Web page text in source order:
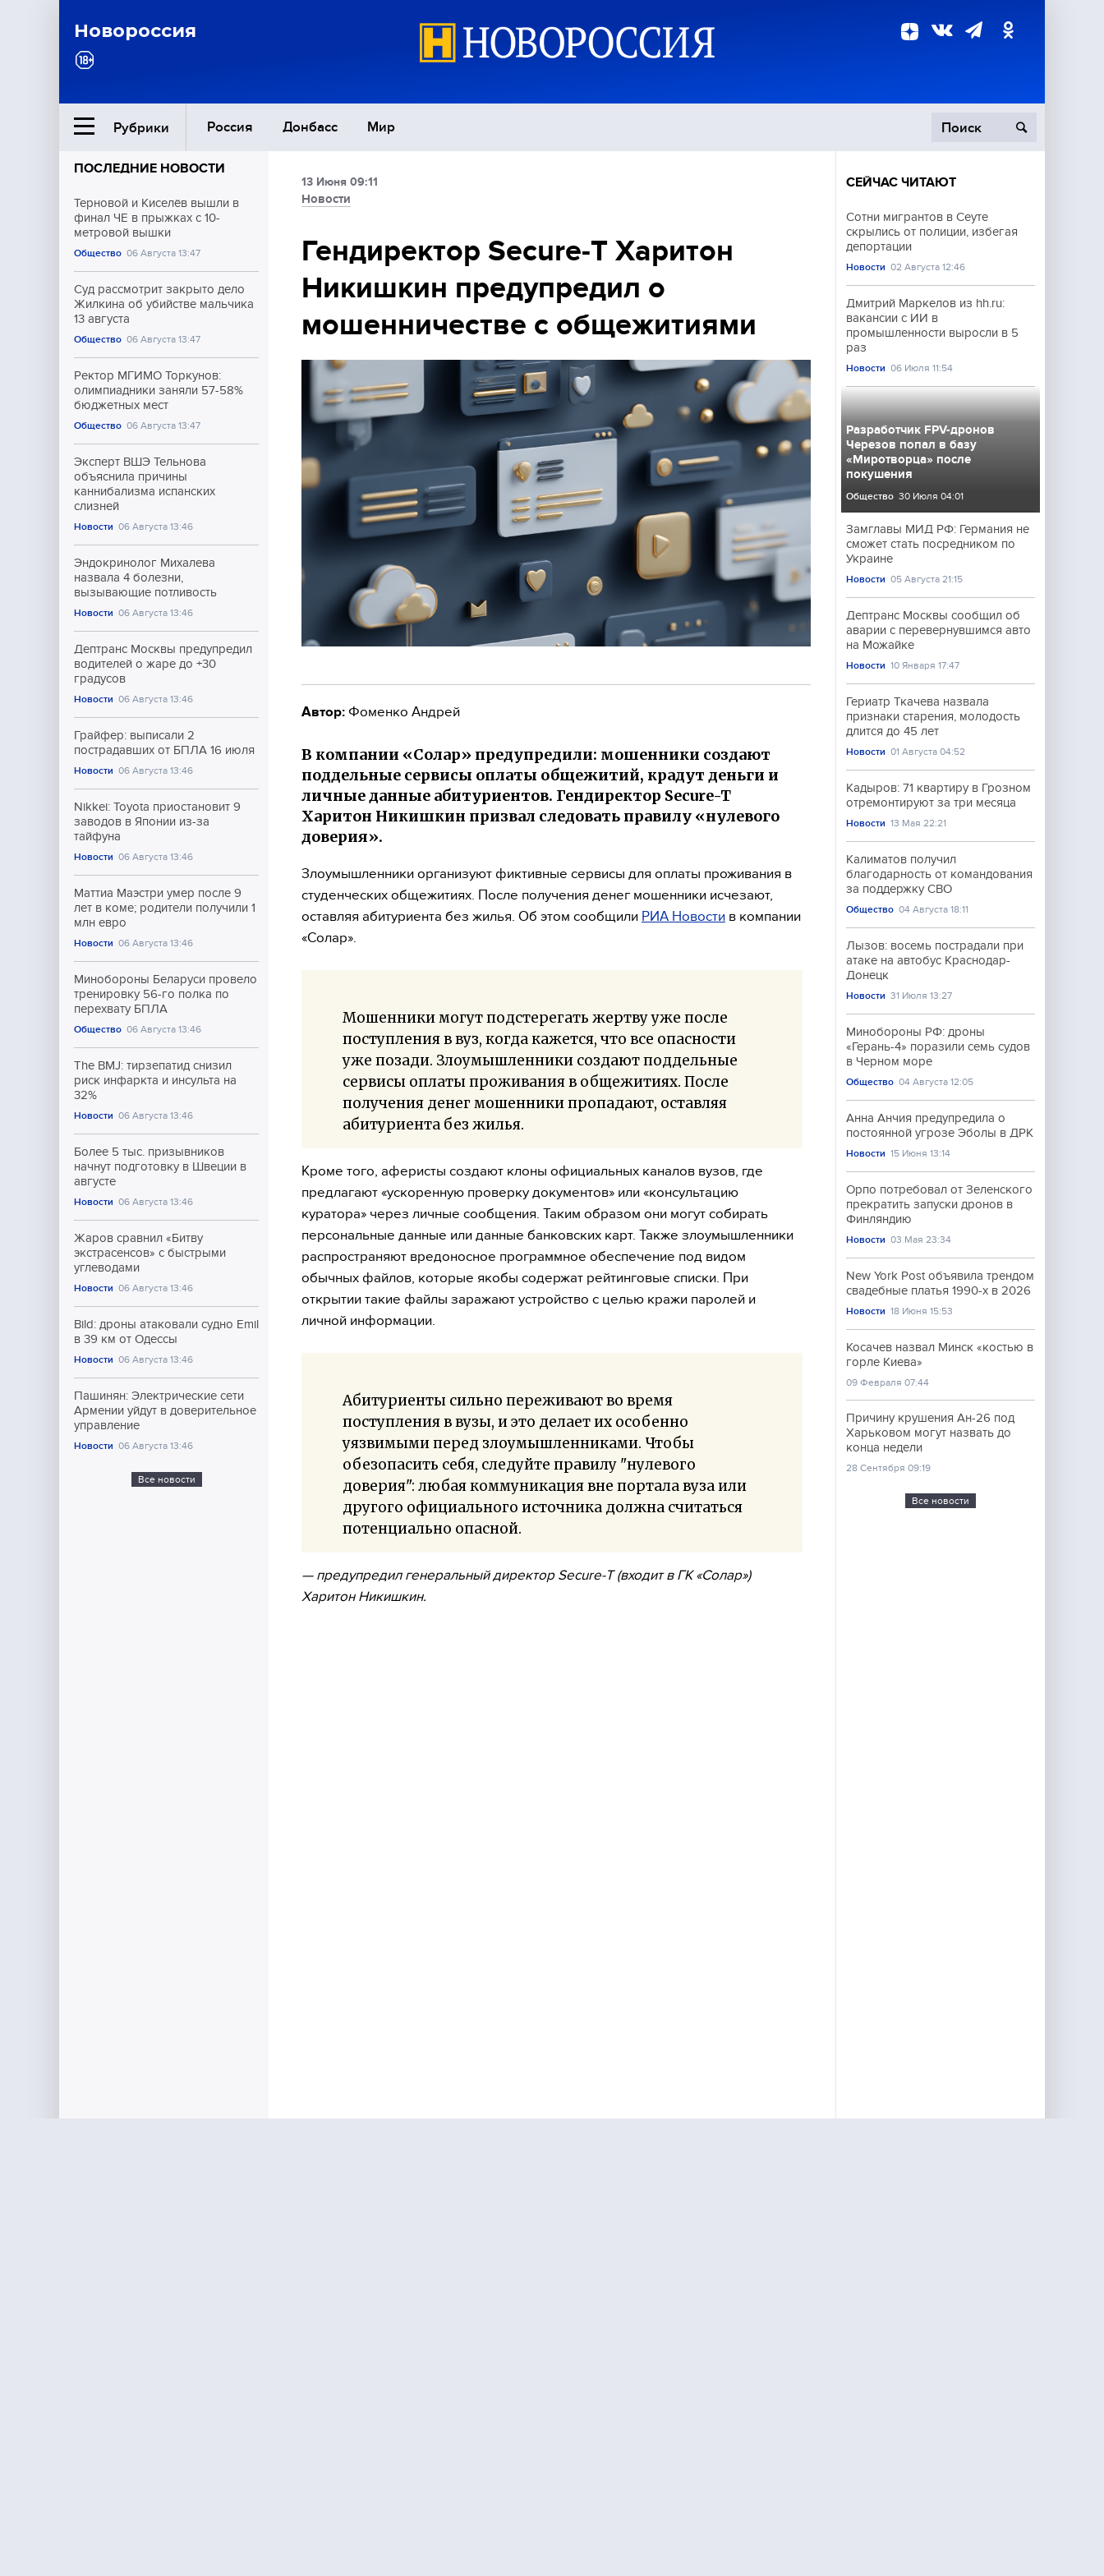
Новороссия
Рубрики Россия Донбасс Мир
Ближний Восток
Общество
Экономика
Происшествия
Культура
Спорт
ПОСЛЕДНИЕ НОВОСТИ
Терновой и Киселёв вышли в
финал ЧЕ в прыжках с 10-
метровой вышки
Общество 06 Августа 13:47
Суд рассмотрит закрыто дело
Жилкина об убийстве мальчика
13 августа
Общество 06 Августа 13:47
Ректор МГИМО Торкунов:
олимпиадники заняли 57-58%
бюджетных мест
Общество 06 Августа 13:47
Эксперт ВШЭ Тельнова
объяснила причины
каннибализма испанских
слизней
Новости 06 Августа 13:46
Эндокринолог Михалева
назвала 4 болезни,
вызывающие потливость
Новости 06 Августа 13:46
Дептранс Москвы предупредил
водителей о жаре до +30
градусов
Новости 06 Августа 13:46
Грайфер: выписали 2
пострадавших от БПЛА 16 июля
Новости 06 Августа 13:46
Nikkei: Toyota приостановит 9
заводов в Японии из-за
тайфуна
Новости 06 Августа 13:46
Маттиа Маэстри умер после 9
лет в коме; родители получили 1
млн евро
Новости 06 Августа 13:46
Минобороны Беларуси провело
тренировку 56-го полка по
перехвату БПЛА
Общество 06 Августа 13:46
The BMJ: тирзепатид снизил
риск инфаркта и инсульта на
32%
Новости 06 Августа 13:46
Более 5 тыс. призывников
начнут подготовку в Швеции в
августе
Новости 06 Августа 13:46
Жаров сравнил «Битву
экстрасенсов» с быстрыми
углеводами
Новости 06 Августа 13:46
Bild: дроны атаковали судно Emil
в 39 км от Одессы
Новости 06 Августа 13:46
Пашинян: Электрические сети
Армении уйдут в доверительное
управление
Новости 06 Августа 13:46
Все новости
13 Июня 09:11
Новости
Гендиректор Secure-T Харитон
Никишкин предупредил о
мошенничестве с общежитиями
Автор: Фоменко Андрей
В компании «Солар» предупредили: мошенники создают
поддельные сервисы оплаты общежитий, крадут деньги и
личные данные абитуриентов. Гендиректор Secure-T
Харитон Никишкин призвал следовать правилу «нулевого
доверия».
Злоумышленники организуют фиктивные сервисы для оплаты проживания в
студенческих общежитиях. После получения денег мошенники исчезают,
оставляя абитуриента без жилья. Об этом сообщили РИА Новости в компании
«Солар».
Мошенники могут подстерегать жертву уже после
поступления в вуз, когда кажется, что все опасности
уже позади. Злоумышленники создают поддельные
сервисы оплаты проживания в общежитиях. После
получения денег мошенники пропадают, оставляя
абитуриента без жилья.
Кроме того, аферисты создают клоны официальных каналов вузов, где
предлагают «ускоренную проверку документов» или «консультацию
куратора» через личные сообщения. Таким образом они могут собирать
персональные данные или данные банковских карт. Также злоумышленники
распространяют вредоносное программное обеспечение под видом
обычных файлов, которые якобы содержат рейтинговые списки. При
открытии такие файлы заражают устройство с целью кражи паролей и
личной информации.
Абитуриенты сильно переживают во время
поступления в вузы, и это делает их особенно
уязвимыми перед злоумышленниками. Чтобы
обезопасить себя, следуйте правилу "нулевого
доверия": любая коммуникация вне портала вуза или
другого официального источника должна считаться
потенциально опасной.
— предупредил генеральный директор Secure-T (входит в ГК «Солар»)
Харитон Никишкин.
СЕЙЧАС ЧИТАЮТ
Сотни мигрантов в Сеуте
скрылись от полиции, избегая
депортации
Новости 02 Августа 12:46
Дмитрий Маркелов из hh.ru:
вакансии с ИИ в
промышленности выросли в 5
раз
Новости 06 Июля 11:54
Разработчик FPV-дронов
Черезов попал в базу
«Миротворца» после
покушения
Общество 30 Июля 04:01
Замглавы МИД РФ: Германия не
сможет стать посредником по
Украине
Новости 05 Августа 21:15
Дептранс Москвы сообщил об
аварии с перевернувшимся авто
на Можайке
Новости 10 Января 17:47
Гериатр Ткачева назвала
признаки старения, молодость
длится до 45 лет
Новости 01 Августа 04:52
Кадыров: 71 квартиру в Грозном
отремонтируют за три месяца
Новости 13 Мая 22:21
Калиматов получил
благодарность от командования
за поддержку СВО
Общество 04 Августа 18:11
Лызов: восемь пострадали при
атаке на автобус Краснодар-
Донецк
Новости 31 Июля 13:27
Минобороны РФ: дроны
«Герань-4» поразили семь судов
в Черном море
Общество 04 Августа 12:05
Анна Анчия предупредила о
постоянной угрозе Эболы в ДРК
Новости 15 Июня 13:14
Орпо потребовал от Зеленского
прекратить запуски дронов в
Финляндию
Новости 03 Мая 23:34
New York Post объявила трендом
свадебные платья 1990-х в 2026
Новости 18 Июня 15:53
Косачев назвал Минск «костью в
горле Киева»
09 Февраля 07:44
Причину крушения Ан-26 под
Харьковом могут назвать до
конца недели
28 Сентября 09:19
Все новости